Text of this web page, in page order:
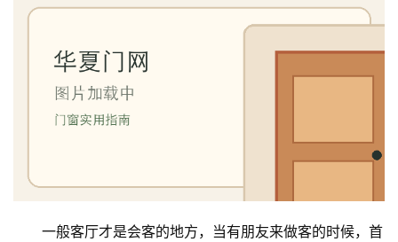
一般客厅才是会客的地方，当有朋友来做客的时候，首